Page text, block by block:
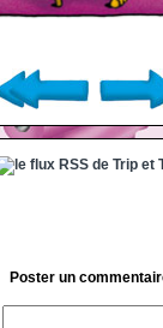
Poster un